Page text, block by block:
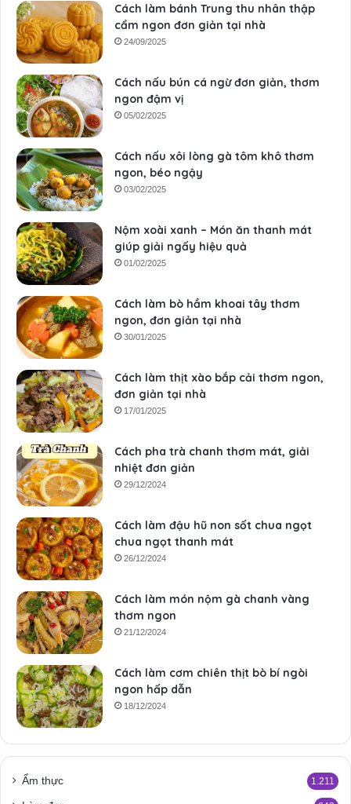
Cách làm bánh Trung thu nhân thập
cẩm ngon đơn giản tại nhà
24/09/2025
Cách nấu bún cá ngừ đơn giản, thơm
ngon đậm vị
05/02/2025
Cách nấu xôi lòng gà tôm khô thơm
ngon, béo ngậy
03/02/2025
Nộm xoài xanh – Món ăn thanh mát
giúp giải ngấy hiệu quả
01/02/2025
Cách làm bò hầm khoai tây thơm
ngon, đơn giản tại nhà
30/01/2025
Cách làm thịt xào bắp cải thơm ngon,
đơn giản tại nhà
17/01/2025
Cách pha trà chanh thơm mát, giải
nhiệt đơn giản
29/12/2024
Cách làm đậu hũ non sốt chua ngọt
chua ngọt thanh mát
26/12/2024
Cách làm món nộm gà chanh vàng
thơm ngon
21/12/2024
Cách làm cơm chiên thịt bò bí ngòi
ngon hấp dẫn
18/12/2024
Ẩm thực 1.211